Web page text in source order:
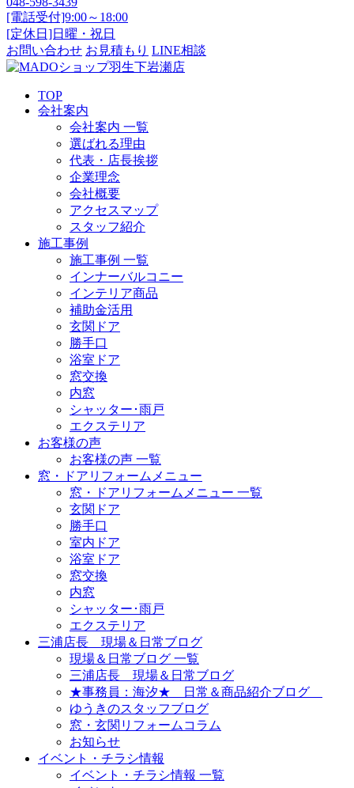
[電話受付]9:00～18:00
[定休日]日曜・祝日
お問い合わせ お見積もり LINE相談
TOP
会社案内
会社案内 一覧
選ばれる理由
代表・店長挨拶
企業理念
会社概要
アクセスマップ
スタッフ紹介
施工事例
施工事例 一覧
インナーバルコニー
インテリア商品
補助金活用
玄関ドア
勝手口
浴室ドア
窓交換
内窓
シャッター･雨戸
エクステリア
お客様の声
お客様の声 一覧
窓・ドアリフォームメニュー
窓・ドアリフォームメニュー 一覧
玄関ドア
勝手口
室内ドア
浴室ドア
窓交換
内窓
シャッター･雨戸
エクステリア
三浦店長 現場＆日常ブログ
現場＆日常ブログ 一覧
三浦店長 現場＆日常ブログ
★事務員：海汐★ 日常＆商品紹介ブログ
ゆうきのスタッフブログ
窓・玄関リフォームコラム
お知らせ
イベント・チラシ情報
イベント・チラシ情報 一覧